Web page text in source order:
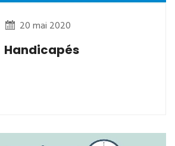
20 mai 2020
Handicapés